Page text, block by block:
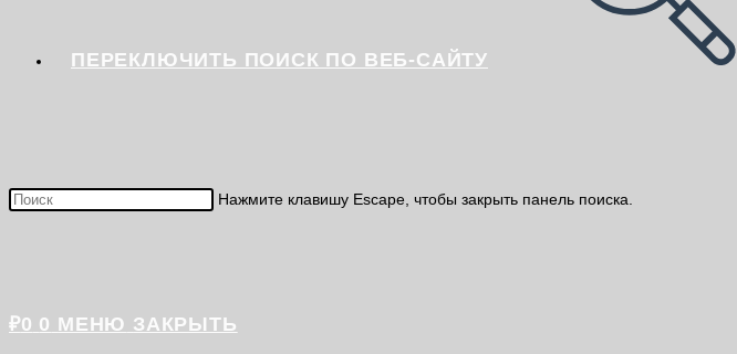
ПЕРЕКЛЮЧИТЬ ПОИСК ПО ВЕБ-САЙТУ
Нажмите клавишу Escape, чтобы закрыть панель поиска.
₽0 0 МЕНЮ ЗАКРЫТЬ